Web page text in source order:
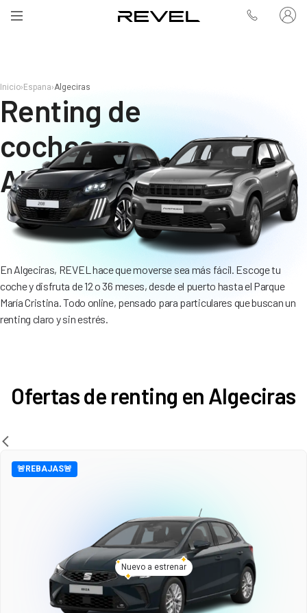
Inicio› Espana›Algeciras
Renting de
coches en
Algeciras
En Algeciras, REVEL hace que moverse sea más fácil. Escoge tu
coche y disfruta de 12 o 36 meses, desde el puerto hasta el Parque
María Cristina. Todo online, pensado para particulares que buscan un
renting claro y sin estrés.
Ofertas de renting en Algeciras
🚨REBAJAS🚨
Nuevo a estrenar